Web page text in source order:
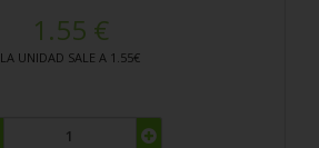
1.55 €
LA UNIDAD SALE A 1.55€